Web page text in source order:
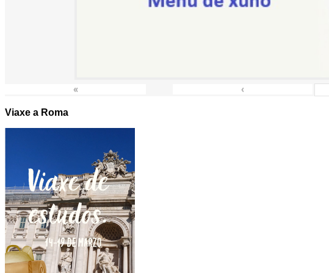
« ‹
Viaxe a Roma